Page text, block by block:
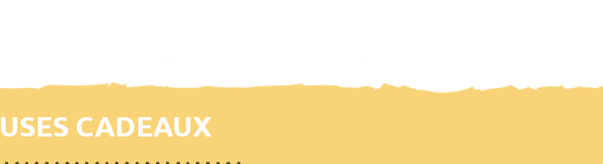
CADEAUX